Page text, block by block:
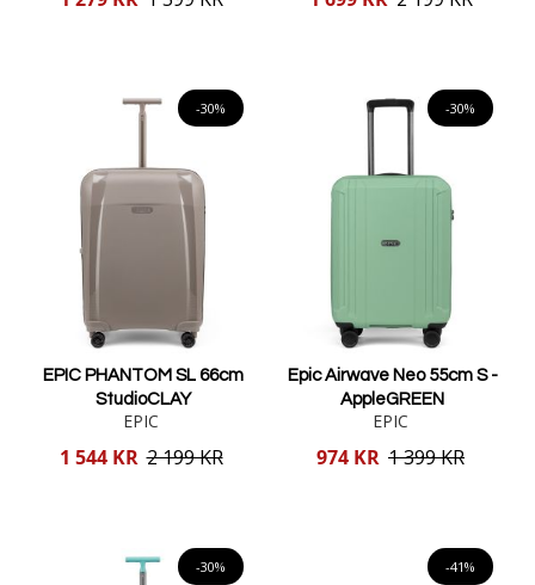
-30%
EPIC PHANTOM SL 66cm
StudioCLAY
EPIC
Reducerat
1 544 KR 2 199 KR
-30%
Epic Airwave Neo 55cm S -
AppleGREEN
EPIC
Reducerat
974 KR 1 399 KR
-30% -41%